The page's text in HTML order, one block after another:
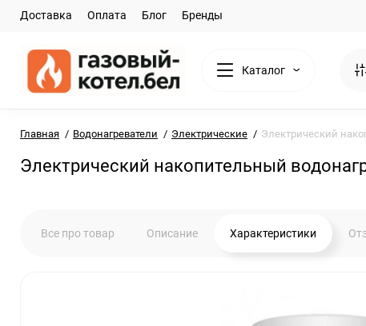
Доставка Оплата Блог Бренды
Каталог
Главная Водонагреватели Электрические Электрический
Электрический накопительный
Все про товар Описание Характеристики